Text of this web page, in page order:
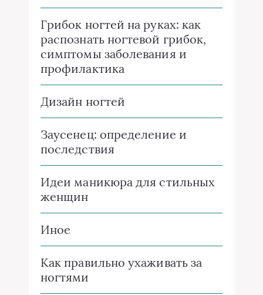
Грибок ногтей на руках: как
распознать ногтевой грибок,
симптомы заболевания и
профилактика
Дизайн ногтей
Заусенец: определение и
последствия
Идеи маникюра для стильных
женщин
Иное
Как правильно ухаживать за
ногтями